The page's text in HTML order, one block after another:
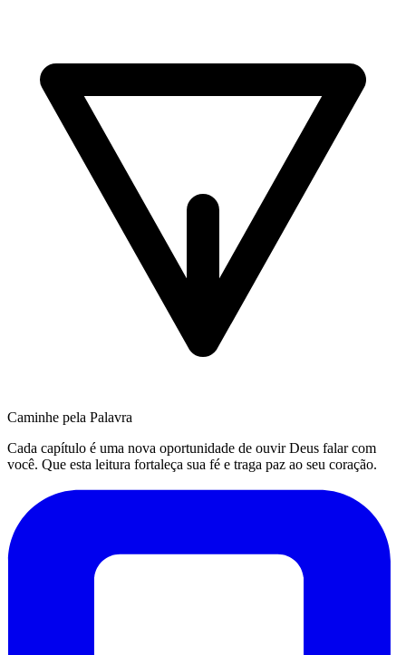
Caminhe pela Palavra
Cada capítulo é uma nova oportunidade de ouvir Deus falar com
você. Que esta leitura fortaleça sua fé e traga paz ao seu coração.